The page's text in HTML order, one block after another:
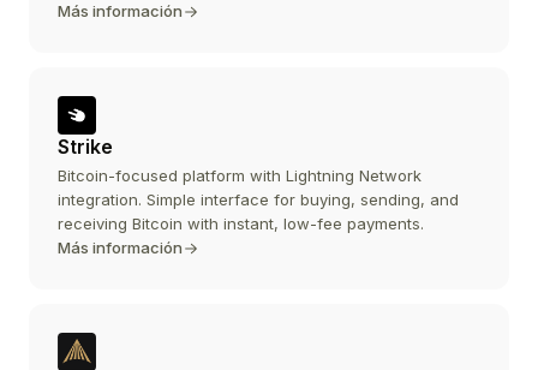
Más información
Strike
Bitcoin-focused platform with Lightning Network
integration. Simple interface for buying, sending, and
receiving Bitcoin with instant, low-fee payments.
Más información